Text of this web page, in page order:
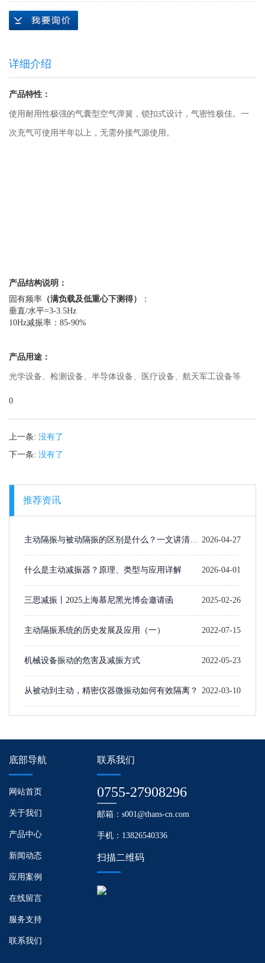
详细介绍
产品特性：
使用耐用性极强的气囊型空气弹簧，锁扣式设计，气密性极佳。一
次充气可使用半年以上，无需外接气源使用。
产品结构说明：
固有频率 （满负载及低重心下测得）
：
垂直/水平=3-3.5Hz
10Hz减振率：85-90%
产品用途：
光学设备、检测设备、半导体设备、医疗设备、航天军工设备等
0
上一条: 没有了
下一条: 没有了
推荐资讯
主动隔振与被动隔振的区别是什么？一文讲清楚
选型逻辑
2026-04-27
什么是主动减振器？原理、类型与应用详解 2026-04-01
三思减振丨2025上海慕尼黑光博会邀请函 2025-02-26
主动隔振系统的历史发展及应用（一）​ 2022-07-15
机械设备振动的危害及减振方式 2022-05-23
从被动到主动，精密仪器微振动如何有效隔离？ 2022-03-10
底部导航
网站首页
关于我们
产品中心
新闻动态
应用案例
在线留言
服务支持
联系我们
联系我们
0755-27908296
邮箱：s001@thans-cn.com
手机：13826540336
扫描二维码